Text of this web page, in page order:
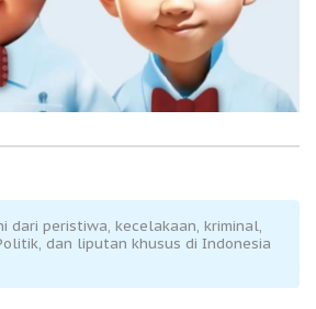
dari peristiwa, kecelakaan, kriminal,
dan liputan khusus di Indonesia